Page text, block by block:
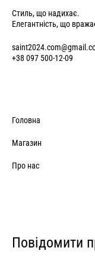
Стиль, що надихає.
Елегантність, що
+38 097 500-12-09
Головна
Магазин
Про нас
Повідомити